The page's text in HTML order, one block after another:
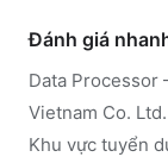
Đánh giá
Data Processor
Vietnam Co.
Khu vực tuyển